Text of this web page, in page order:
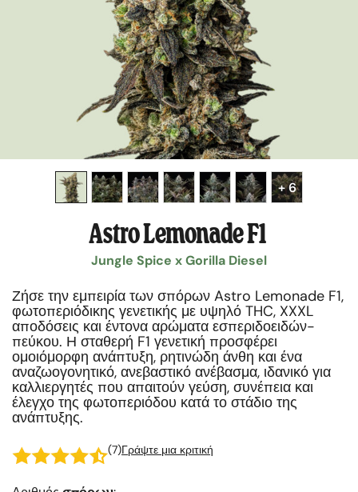
+ 6
Astro Lemonade F1
Jungle Spice x Gorilla Diesel
Ζήσε την εμπειρία των σπόρων Astro Lemonade F1,
φωτοπεριόδικης γενετικής με υψηλό THC, XXXL
αποδόσεις και έντονα αρώματα εσπεριδοειδών-
πεύκου. Η σταθερή F1 γενετική προσφέρει
ομοιόμορφη ανάπτυξη, ρητινώδη άνθη και ένα
αναζωογονητικό, ανεβαστικό ανέβασμα, ιδανικό για
καλλιεργητές που απαιτούν γεύση, συνέπεια και
έλεγχο της φωτοπεριόδου κατά το στάδιο της
ανάπτυξης.
(7)Γράψτε μια κριτική